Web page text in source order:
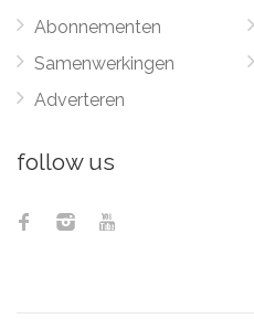
Abonnementen
Samenwerkingen
Adverteren
follow us